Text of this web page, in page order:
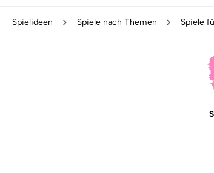
Spielideen Spiele nach Themen Spiele